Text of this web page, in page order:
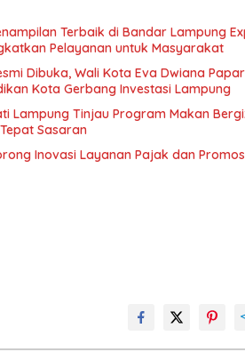
Terbaik di Bandar Lampung
Pelayanan untuk Masyarakat
Dibuka, Wali Kota Eva Dwiana
Kota Gerbang Investasi Lampung
Lampung Tinjau Program Makan
Sasaran
Inovasi Layanan Pajak dan